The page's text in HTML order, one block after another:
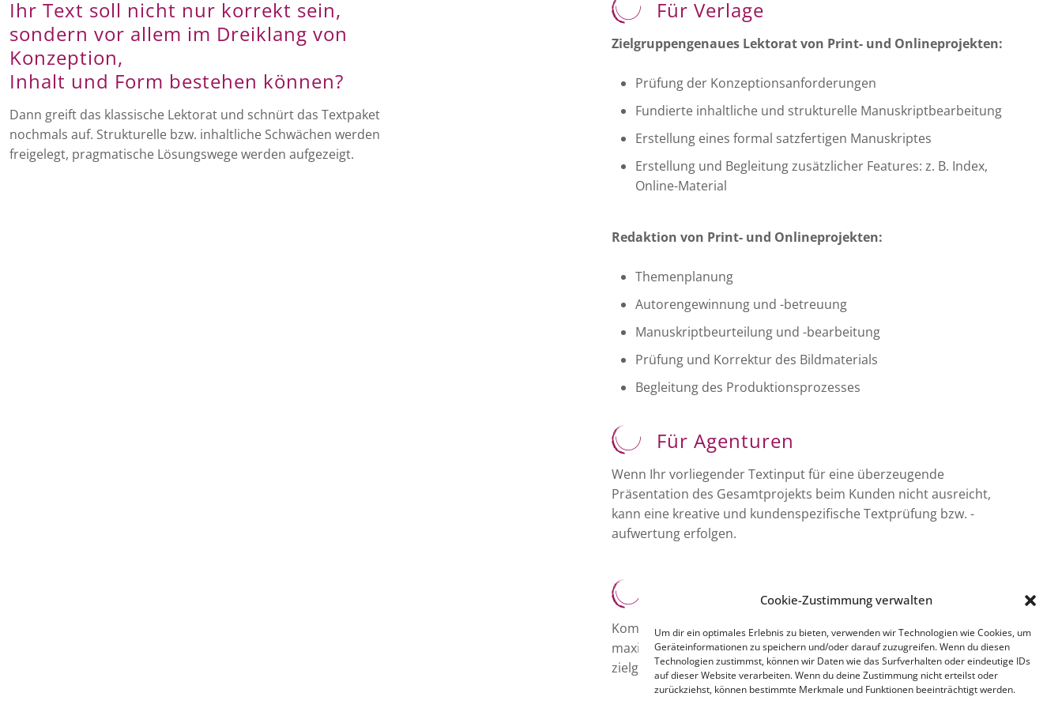
Cookie-Zustimmung verwalten
Um dir ein optimales Erlebnis zu bieten, verwenden wir Technologien wie Cookies, um
Geräteinformationen zu speichern und/oder darauf zuzugreifen. Wenn du diesen
Technologien zustimmst, können wir Daten wie das Surfverhalten oder eindeutige IDs
auf dieser Website verarbeiten. Wenn du deine Zustimmung nicht erteilst oder
zurückziehst, können bestimmte Merkmale und Funktionen beeinträchtigt werden.
Ihr Text soll nicht nur korrekt sein,
sondern vor allem im Dreiklang von
Konzeption,
Inhalt und Form bestehen können?
Dann greift das klassische Lektorat und schnürt das Textpaket
nochmals auf. Strukturelle bzw. inhaltliche Schwächen werden
freigelegt, pragmatische Lösungswege werden aufgezeigt.
Für Verlage
Zielgruppengenaues Lektorat von Print- und Onlineprojekten:
Prüfung der Konzeptionsanforderungen
Fundierte inhaltliche und strukturelle Manuskriptbearbeitung
Erstellung eines formal satzfertigen Manuskriptes
Erstellung und Begleitung zusätzlicher Features: z. B. Index,
Online-Material
Redaktion von Print- und Onlineprojekten:
Themenplanung
Autorengewinnung und -betreuung
Manuskriptbeurteilung und -bearbeitung
Prüfung und Korrektur des Bildmaterials
Begleitung des Produktionsprozesses
Für Agenturen
Wenn Ihr vorliegender Textinput für eine überzeugende
Präsentation des Gesamtprojekts beim Kunden nicht ausreicht,
kann eine kreative und kundenspezifische Textprüfung bzw. -
aufwertung erfolgen.
Für Unternehmen
Kommt Ihre Botschaft beim Kunden an? Qualitätsprüfung und -
maximierung bestehender Unternehmenstexte durch eine kreative,
zielgruppenorientierte und firmenindividuelle Textaufwertung.